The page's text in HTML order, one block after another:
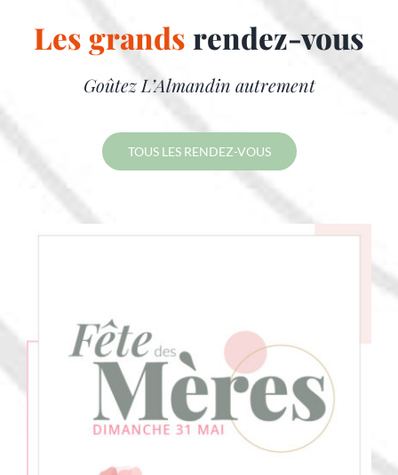
Les grands rendez-vous
Goûtez L’Almandin autrement
TOUS LES RENDEZ-VOUS